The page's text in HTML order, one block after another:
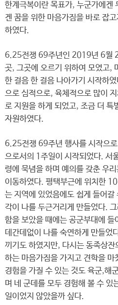
한계극복이란 목표가, 누군가에겐
겐 꿈을 위한 마음가짐을 바로 잡
하였다.
6.25전쟁 69주년인 2019년 6월
곳, 그곳에 오르기 위하여 모였고,
한 걸음 한 걸음 나아가기 시작하
으로 심적으로, 육체적으로 많이
로 지원을 하게 되었고, 조금 더 특
자원하였다.
6.25전쟁 69주년 행사를 시작으
으로서의 1주일이 시작되었다. 서
령에 묵념을 하며 예의를 갖춘 우
이동하였다. 평택부근에 위치한
는 지역에 있었음에도 쉽게 들어
각이 나를 두근거리게 만들었다.
함을 보았을 때에는 공군부대에
데간데없이 나를 숙연하게 만들었
끼기도 하였지만, 다시는 동족상
하는 마음가짐을 가지고 견학을
경험을 가질 수 있는 것도 육군,해
며 네 군데를 모두 경험해 볼 수 있
일이었지 않았을까 싶다.